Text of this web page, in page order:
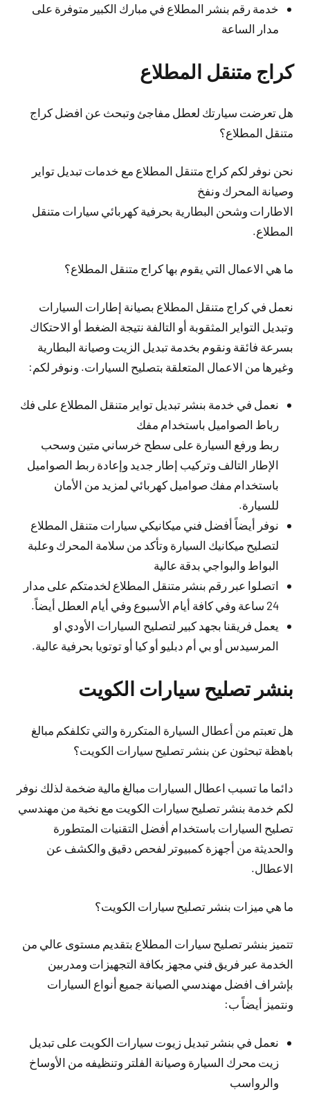
خدمة رقم بنشر المطلاع في مبارك الكبير متوفرة على
مدار الساعة
كراج متنقل المطلاع
هل تعرضت سيارتك لعطل مفاجئ وتبحث عن افضل كراج
متنقل المطلاع؟
نحن نوفر لكم كراج متنقل المطلاع مع خدمات تبديل تواير
وصيانة المحرك ونفخ
الاطارات وشحن البطارية بحرفية كهربائي سيارات متنقل
المطلاع.
ما هي الاعمال التي يقوم بها كراج متنقل المطلاع؟
نعمل في كراج متنقل المطلاع بصيانة إطارات السيارات
وتبديل التواير المثقوبة أو التالفة نتيجة الضغط أو الاحتكاك
بسرعة فائقة ونقوم بخدمة تبديل الزيت وصيانة البطارية
وغيرها من الاعمال المتعلقة بتصليح السيارات. ونوفر لكم:
نعمل في خدمة بنشر تبديل تواير متنقل المطلاع على فك
رباط الصواميل باستخدام مفك
ربط ورفع السيارة على سطح خرساني متين وسحب
الإطار التالف وتركيب إطار جديد وإعادة ربط الصواميل
باستخدام مفك صواميل كهربائي لمزيد من الأمان
للسيارة.
نوفر أيضاً أفضل فني ميكانيكي سيارات متنقل المطلاع
لتصليح ميكانيك السيارة وتأكد من سلامة المحرك وعلبة
البواط والبواجي بدقة عالية
اتصلوا عبر رقم بنشر متنقل المطلاع لخدمتكم على مدار
24 ساعة وفي كافة أيام الأسبوع وفي أيام العطل أيضاً.
يعمل فريقنا بجهد كبير لتصليح السيارات الأودي او
المرسيدس أو بي أم دبليو أو كيا أو توتويا بحرفية عالية.
بنشر تصليح سيارات الكويت
هل تعبتم من أعطال السيارة المتكررة والتي تكلفكم مبالغ
باهظة تبحثون عن بنشر تصليح سيارات الكويت؟
دائما ما تسبب اعطال السيارات مبالغ مالية ضخمة لذلك نوفر
لكم خدمة بنشر تصليح سيارات الكويت مع نخبة من مهندسي
تصليح السيارات باستخدام أفضل التقنيات المتطورة
والحديثة من أجهزة كمبيوتر لفحص دقيق والكشف عن
الاعطال.
ما هي ميزات بنشر تصليح سيارات الكويت؟
تتميز بنشر تصليح سيارات المطلاع بتقديم مستوى عالي من
الخدمة عبر فريق فني مجهز بكافة التجهيزات ومدربين
بإشراف افضل مهندسي الصيانة جميع أنواع السيارات
ونتميز أيضاً ب:
نعمل في بنشر تبديل زيوت سيارات الكويت على تبديل
زيت محرك السيارة وصيانة الفلتر وتنظيفه من الأوساخ
والرواسب